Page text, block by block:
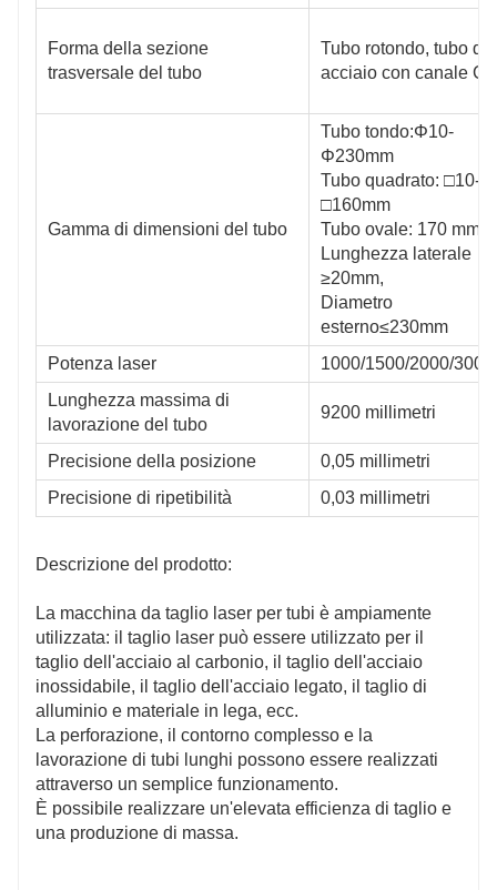
Forma della sezione
trasversale del tubo
Tubo rotondo, tubo
acciaio con canale C
Gamma di dimensioni del tubo
Tubo tondo:Φ10-
Φ230mm
Tubo quadrato: □10-
□160mm
Tubo ovale: 170 mm≥
Lunghezza laterale
≥20mm,
Diametro
esterno≤230mm
Potenza laser
1000/1500/2000/
Lunghezza massima di
lavorazione del tubo
9200 millimetri
Precisione della posizione
0,05 millimetri
Precisione di ripetibilità
0,03 millimetri
Descrizione del prodotto:
La macchina da taglio laser per tubi è ampiamente
utilizzata: il taglio laser può essere utilizzato per il
taglio dell'acciaio al carbonio, il taglio dell'acciaio
inossidabile, il taglio dell'acciaio legato, il taglio di
alluminio e materiale in lega, ecc.
La perforazione, il contorno complesso e la
lavorazione di tubi lunghi possono essere realizzati
attraverso un semplice funzionamento.
È possibile realizzare un'elevata efficienza di taglio e
una produzione di massa.
angolo a L, acciaio a canale C e altri tipi di tubi
Φ230mm
□160mm
Tubo tondo Φ10-Φ160mm
Tubo quadrato □10-□110mm
Tubo ovale: 110 mm≥
Lunghezza laterale≥20mm